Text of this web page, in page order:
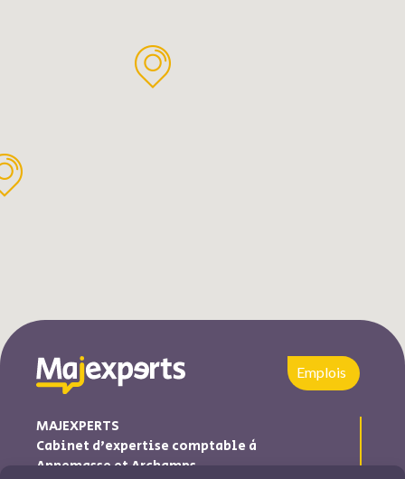
Emplois
MAJEXPERTS
Cabinet d’expertise comptable à
Annemasse et Archamps